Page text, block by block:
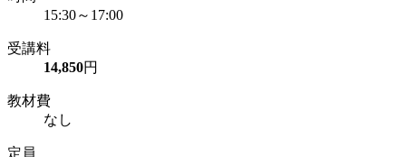
15:30～17:00
受講料
14,850円
教材費
なし
定員